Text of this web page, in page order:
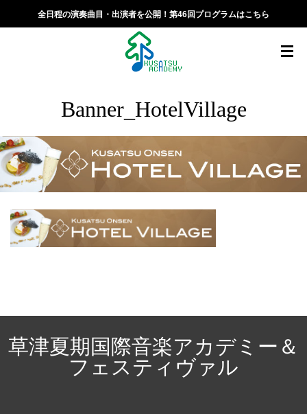
全日程の演奏曲目・出演者を公開！第46回プログラムはこちら
Banner_HotelVillage
草津夏期国際音楽アカデミー＆
フェスティヴァル